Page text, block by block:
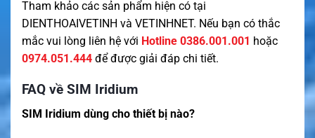
Tham khảo các sản phẩm hiện có tại
DIENTHOAIVETINH và VETINHNET. Nếu bạn có thắc
mắc vui lòng liên hệ với Hotline 0386.001.001 hoặc
0974.051.444 để được giải đáp chi tiết.
FAQ về SIM Iridium
SIM Iridium dùng cho thiết bị nào?